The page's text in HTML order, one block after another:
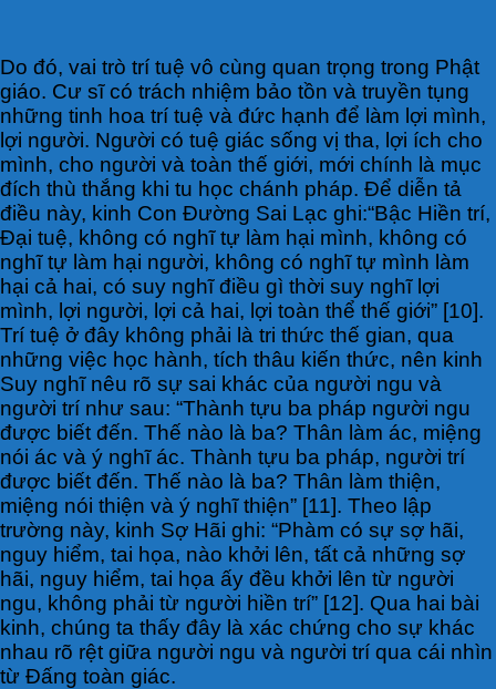
Do đó, vai trò trí tuệ vô cùng quan trọng trong Phật
giáo. Cư sĩ có trách nhiệm bảo tồn và truyền tụng
những tinh hoa trí tuệ và đức hạnh để làm lợi mình,
lợi người. Người có tuệ giác sống vị tha, lợi ích cho
mình, cho người và toàn thế giới, mới chính là mục
đích thù thắng khi tu học chánh pháp. Để diễn tả
điều này, kinh Con Đường Sai Lạc ghi:“Bậc Hiền trí,
Đại tuệ, không có nghĩ tự làm hại mình, không có
nghĩ tự làm hại người, không có nghĩ tự mình làm
hại cả hai, có suy nghĩ điều gì thời suy nghĩ lợi
mình, lợi người, lợi cả hai, lợi toàn thể thế giới” [10].
Trí tuệ ở đây không phải là tri thức thế gian, qua
những việc học hành, tích thâu kiến thức, nên kinh
Suy nghĩ nêu rõ sự sai khác của người ngu và
người trí như sau: “Thành tựu ba pháp người ngu
được biết đến. Thế nào là ba? Thân làm ác, miệng
nói ác và ý nghĩ ác. Thành tựu ba pháp, người trí
được biết đến. Thế nào là ba? Thân làm thiện,
miệng nói thiện và ý nghĩ thiện” [11]. Theo lập
trường này, kinh Sợ Hãi ghi: “Phàm có sự sợ hãi,
nguy hiểm, tai họa, nào khởi lên, tất cả những sợ
hãi, nguy hiểm, tai họa ấy đều khởi lên từ người
ngu, không phải từ người hiền trí” [12]. Qua hai bài
kinh, chúng ta thấy đây là xác chứng cho sự khác
nhau rõ rệt giữa người ngu và người trí qua cái nhìn
từ Đấng toàn giác.